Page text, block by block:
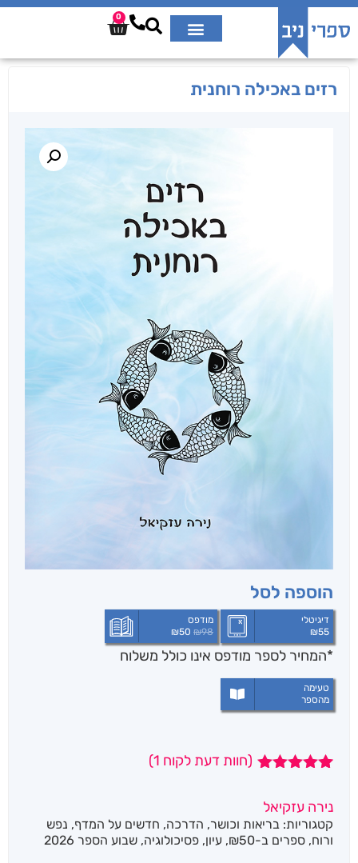
0
רזים באכילה רוחנית
הוספה לסל
דיגיטלי
₪55
מודפס
₪98
₪50
*המחיר לספר מודפס אינו כולל משלוח
טעימה
מהספר
מבוסס על
דירוגים של
לקוחות
(חוות דעת לקוח 1
)
נירה עזקיאל
קטגוריות: בריאות וכושר, הדרכה, חדשים על המדף, נפש
ורוח, ספרים ב-₪50 , עיון, פסיכולוגיה, שבוע הספר 2026